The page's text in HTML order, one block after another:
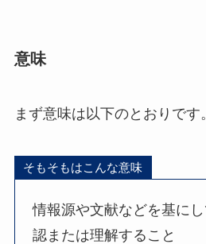
意味
まず意味は以下のとおりです。
そもそもはこんな意味
情報源や文献などを基に
認または理解すること